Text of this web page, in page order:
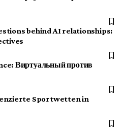
behind AI relationships:
Виртуальный против
Sportwetten in